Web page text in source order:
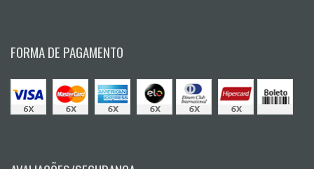
FORMA DE PAGAMENTO